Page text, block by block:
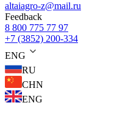
altaiagro-z@mail.ru
Feedback
8 800 775 77 97
+7 (3852) 200-334
ENG
RU
CHN
ENG